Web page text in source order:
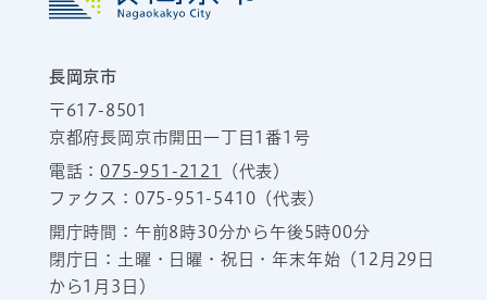
長岡京市
〒617-8501
京都府長岡京市開田一丁目1番1号
電話：075-951-2121
（代表）
ファクス：075-951-5410（代表）
開庁時間：午前8時30分から午後5時00分
閉庁日：土曜・日曜・祝日・年末年始（12月29日
から1月3日）